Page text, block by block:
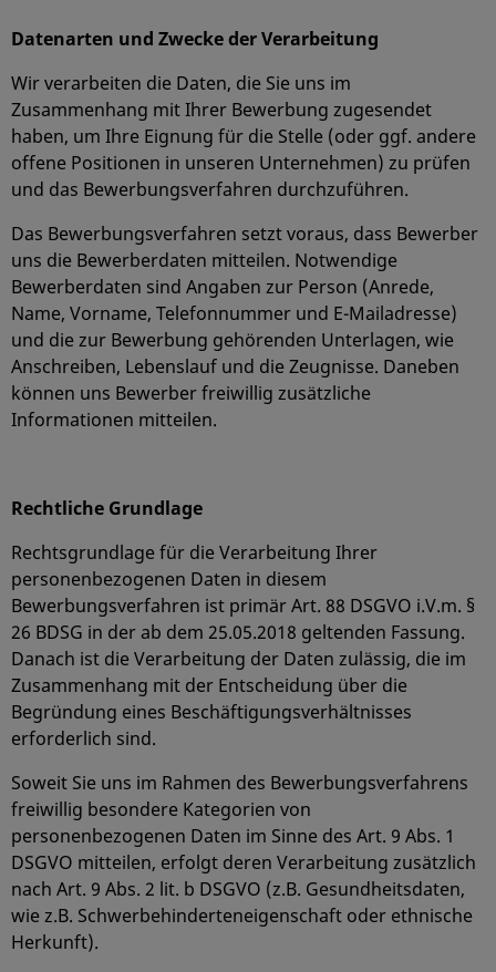
Datenarten und Zwecke der Verarbeitung
Wir verarbeiten die Daten, die Sie uns im
Zusammenhang mit Ihrer Bewerbung zugesendet
haben, um Ihre Eignung für die Stelle (oder ggf. andere
offene Positionen in unseren Unternehmen) zu prüfen
und das Bewerbungsverfahren durchzuführen.
Das Bewerbungsverfahren setzt voraus, dass Bewerber
uns die Bewerberdaten mitteilen. Notwendige
Bewerberdaten sind Angaben zur Person (Anrede,
Name, Vorname, Telefonnummer und E-Mailadresse)
und die zur Bewerbung gehörenden Unterlagen, wie
Anschreiben, Lebenslauf und die Zeugnisse. Daneben
können uns Bewerber freiwillig zusätzliche
Informationen mitteilen.
Rechtliche Grundlage
Rechtsgrundlage für die Verarbeitung Ihrer
personenbezogenen Daten in diesem
Bewerbungsverfahren ist primär Art. 88 DSGVO i.V.m. §
26 BDSG in der ab dem 25.05.2018 geltenden Fassung.
Danach ist die Verarbeitung der Daten zulässig, die im
Zusammenhang mit der Entscheidung über die
Begründung eines Beschäftigungsverhältnisses
erforderlich sind.
Soweit Sie uns im Rahmen des Bewerbungsverfahrens
freiwillig besondere Kategorien von
personenbezogenen Daten im Sinne des Art. 9 Abs. 1
DSGVO mitteilen, erfolgt deren Verarbeitung zusätzlich
nach Art. 9 Abs. 2 lit. b DSGVO (z.B. Gesundheitsdaten,
wie z.B. Schwerbehinderteneigenschaft oder ethnische
Herkunft).